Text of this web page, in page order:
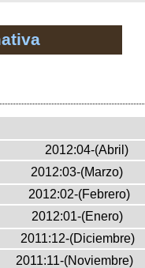
2012:04-(Abril)
2012:03-(Marzo)
2012:02-(Febrero)
2012:01-(Enero)
2011:12-(Diciembre)
2011:11-(Noviembre)